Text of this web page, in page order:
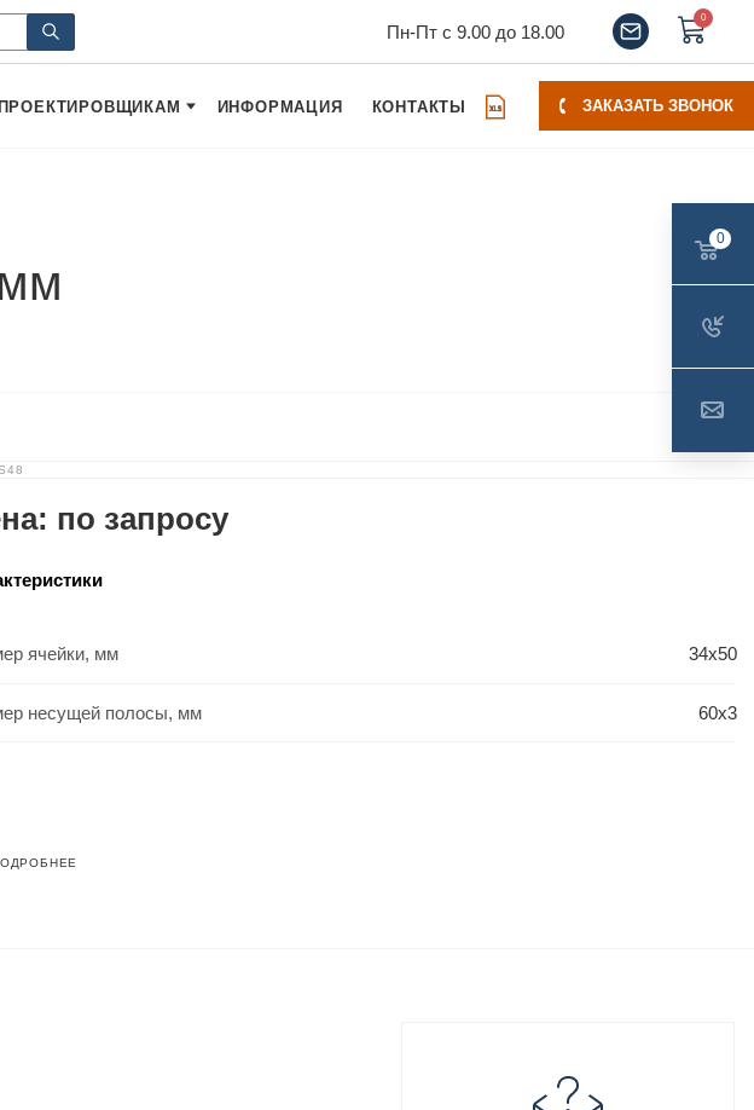
Пн-Пт с 9.00 до 18.00
0
ПРОЕКТИРОВЩИКАМ ИНФОРМАЦИЯ КОНТАКТЫ ЗАКАЗАТЬ ЗВОНОК
по запросу
ячейки, мм 34x50
несущей полосы, мм 60x3
0